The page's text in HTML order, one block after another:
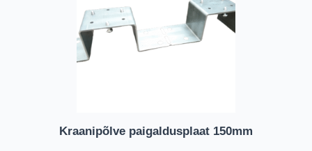
Kraanipõlve paigaldusplaat 150mm